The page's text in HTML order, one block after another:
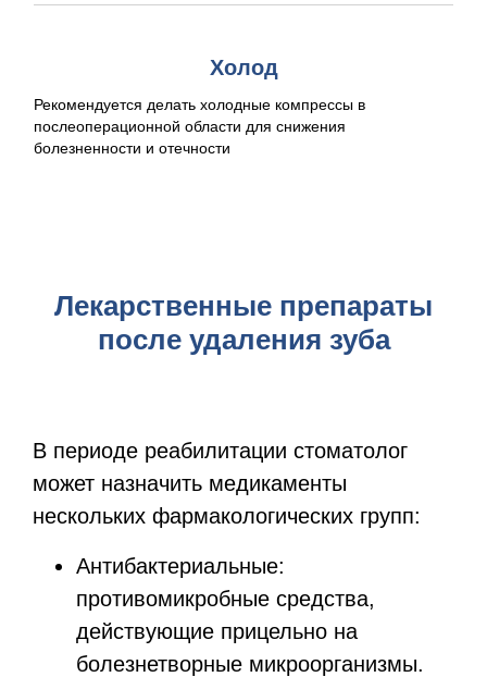
Холод
Рекомендуется делать холодные компрессы в
послеоперационной области для снижения
болезненности и отечности
Лекарственные препараты
после удаления зуба
В периоде реабилитации стоматолог
может назначить медикаменты
нескольких фармакологических групп:
Антибактериальные:
противомикробные средства,
действующие прицельно на
болезнетворные микроорганизмы.